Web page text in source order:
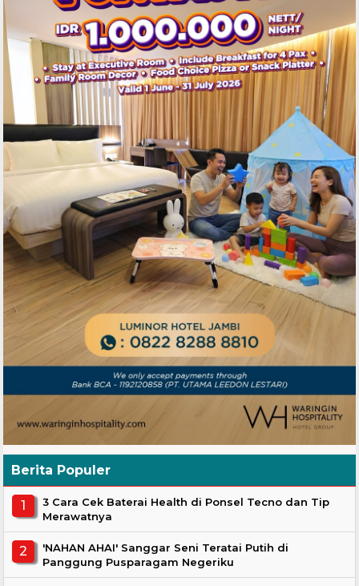
Berita Populer
3 Cara Cek Baterai Health di Ponsel Tecno dan Tip
Merawatnya
'NAHAN AHAI' Sanggar Seni Teratai Putih di
Panggung Pusparagam Negeriku